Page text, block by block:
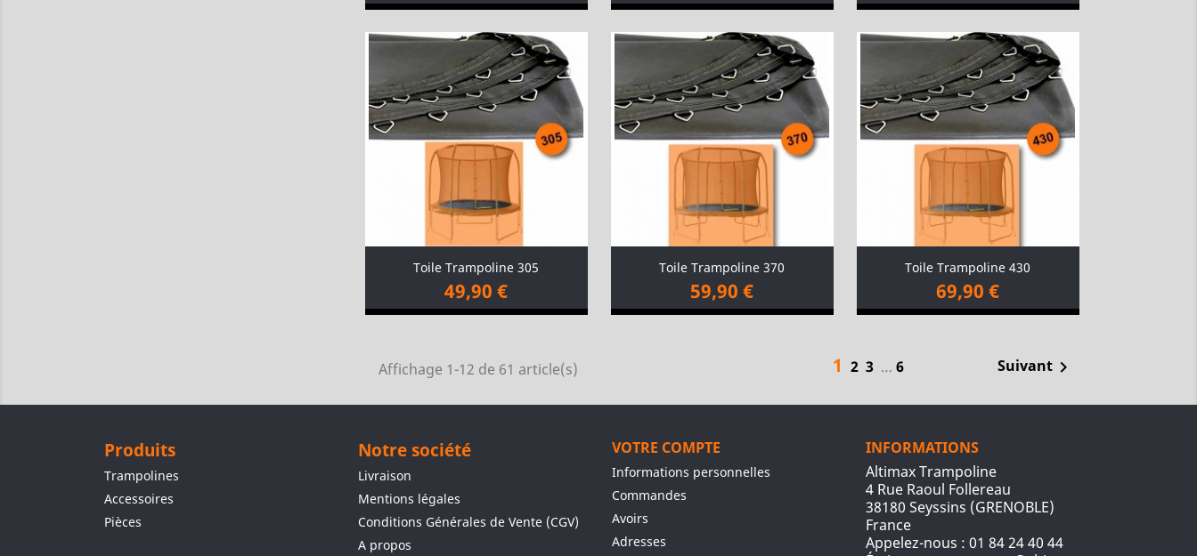
Toile Trampoline 305
49,90 €
Toile Trampoline 370
59,90 €
Toile Trampoline 430
69,90 €
Affichage 1-12 de 61 article(s) 1 2 3 … 6 Suivant
Produits
Trampolines
Accessoires
Pièces
Notre société
Livraison
Mentions légales
Conditions Générales de Vente (CGV)
A propos
VOTRE COMPTE
Informations personnelles
Commandes
Avoirs
Adresses
INFORMATIONS
Altimax Trampoline
4 Rue Raoul Follereau
38180 Seyssins (GRENOBLE)
France
Appelez-nous : 01 84 24 40 44